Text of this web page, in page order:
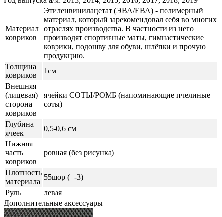
Материал
ковриков
Этиленвинилацетат (ЭВА/ЕВА) - полимерный
материал, который зарекомендовал себя во многих
отраслях производства. В частности из него
производят спортивные маты, гимнастические
коврики, подошву для обуви, шлёпки и прочую
продукцию.
Толщина
ковриков
1см
Внешняя
(лицевая)
сторона
ковриков
ячейки СОТЫ/РОМБ (напоминающие пчелиные
соты)
Глубина
ячеек
0,5-0,6 см
Нижняя
часть
ковриков
ровная (без рисунка)
Плотность
материала
55шор (+-3)
Руль
левая
Дополнительные аксессуары